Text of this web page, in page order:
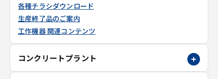
各種チラシダウンロード
生産終了品のご案内
工作機器 関連コンテンツ
コンクリートプラント